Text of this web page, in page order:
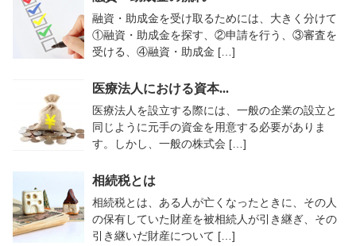
融資・助成金を受け取るためには、大きく分けて
①融資・助成金を探す、②申請を行う、③審査を
受ける、④融資・助成金 […]
医療法人における資本...
医療法人を設立する際には、一般の企業の設立と
同じように元手の資金を用意する必要がありま
す。しかし、一般の株式会 […]
相続税とは
相続税とは、ある人が亡くなったときに、その人
の保有していた財産を被相続人が引き継ぎ、その
引き継いだ財産について […]